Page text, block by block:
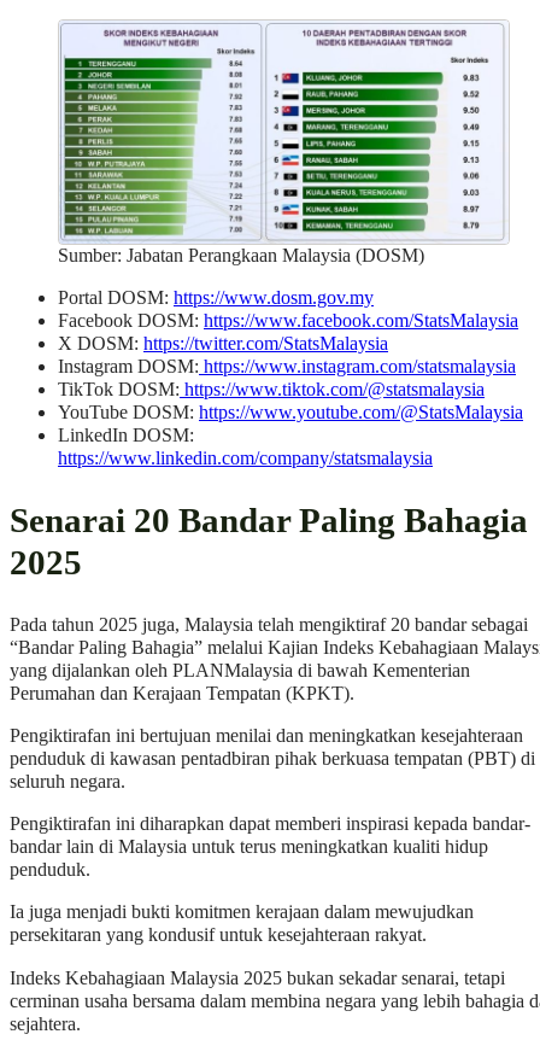
Sumber: Jabatan Perangkaan Malaysia (DOSM)
Portal DOSM: https://www.dosm.gov.my
Facebook DOSM: https://www.facebook.com/StatsMalaysia
X DOSM: https://twitter.com/StatsMalaysia
Instagram DOSM: https://www.instagram.com/statsmalaysia
TikTok DOSM: https://www.tiktok.com/@statsmalaysia
YouTube DOSM: https://www.youtube.com/@StatsMalaysia
LinkedIn DOSM:
https://www.linkedin.com/company/statsmalaysia
Senarai 20 Bandar Paling Bahagia
2025
Pada tahun 2025 juga, Malaysia telah mengiktiraf 20 bandar sebagai
“Bandar Paling Bahagia” melalui Kajian Indeks Kebahagiaan
yang dijalankan oleh PLANMalaysia di bawah Kementerian
Perumahan dan Kerajaan Tempatan (KPKT).
Pengiktirafan ini bertujuan menilai dan meningkatkan kesejahteraan
penduduk di kawasan pentadbiran pihak berkuasa tempatan (PBT) di
seluruh negara.
Pengiktirafan ini diharapkan dapat memberi inspirasi kepada bandar-
bandar lain di Malaysia untuk terus meningkatkan kualiti hidup
penduduk.
Ia juga menjadi bukti komitmen kerajaan dalam mewujudkan
persekitaran yang kondusif untuk kesejahteraan rakyat.
Indeks Kebahagiaan Malaysia 2025 bukan sekadar senarai, tetapi
cerminan usaha bersama dalam membina negara yang lebih bahagia
sejahtera.